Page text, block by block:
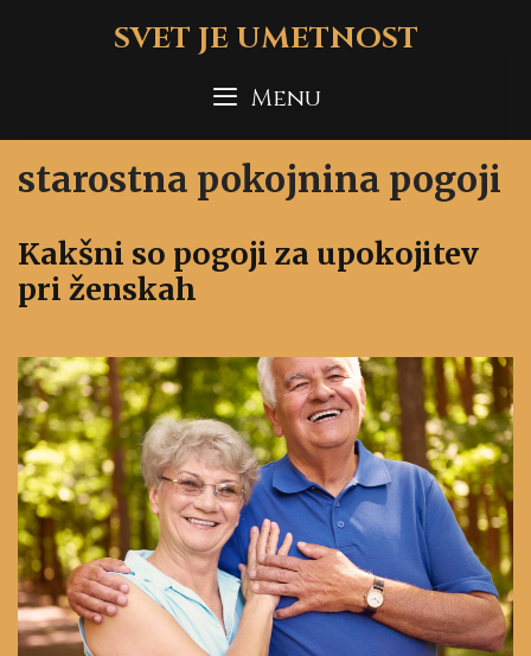
SVET JE UMETNOST
Menu
starostna pokojnina pogoji
Kakšni so pogoji za upokojitev
pri ženskah